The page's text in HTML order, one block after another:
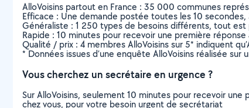
AlloVoisins partout en France : 35 000 communes
Efficace : Une demande postée toutes les 10
Généraliste : 1 250 types de besoins différents, tout est
Rapide : 10 minutes pour recevoir une première
Qualité / prix : 4 membres AlloVoisins sur 5* indiquent
* Données issues d’une enquête AlloVoisins réalisée
Vous cherchez un secrétaire en urgence ?
Sur AlloVoisins, seulement 10 minutes pour recevoir
chez vous, pour votre besoin urgent de secrétariat